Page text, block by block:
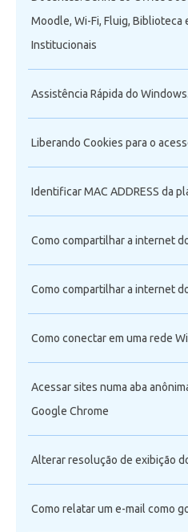
Moodle, Wi-Fi, Fluig, Biblioteca
Institucionais
Assistência Rápida do Windows.
Liberando Cookies para o
Identificar MAC ADDRESS da
Como compartilhar a internet
Como compartilhar a internet
Como conectar em uma rede
Acessar sites numa aba
Google Chrome
Alterar resolução de exibição
Como relatar um e-mail como